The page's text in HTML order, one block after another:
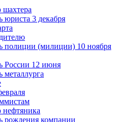
юриста 3 декабря
полиции (милиции) 10 ноября
России 12 июня
рождения компании